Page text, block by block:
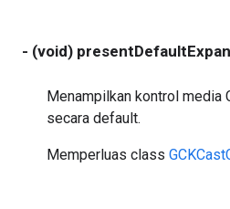
- (void)
Menampilkan kontrol media
secara default.
Memperluas class